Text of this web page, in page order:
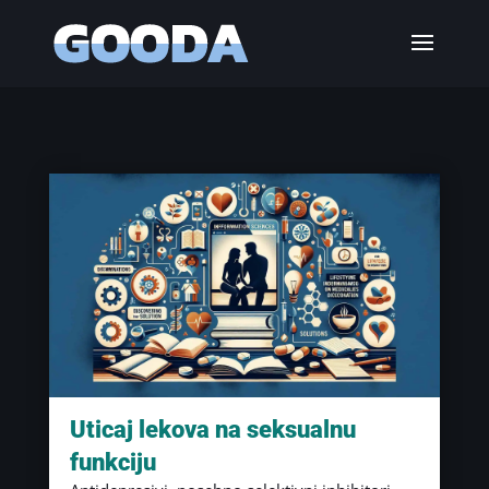
Uticaj lekova na seksualnu
funkciju